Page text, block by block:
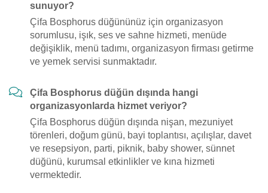
sunuyor?
Çifa Bosphorus düğününüz için organizasyon
sorumlusu, işık, ses ve sahne hizmeti, menüde
değişiklik, menü tadımı, organizasyon firması getirme
ve yemek servisi sunmaktadır.
Çifa Bosphorus düğün dışında hangi
organizasyonlarda hizmet veriyor?
Çifa Bosphorus düğün dışında nişan, mezuniyet
törenleri, doğum günü, bayi toplantısı, açılışlar, davet
ve resepsiyon, parti, piknik, baby shower, sünnet
düğünü, kurumsal etkinlikler ve kına hizmeti
vermektedir.